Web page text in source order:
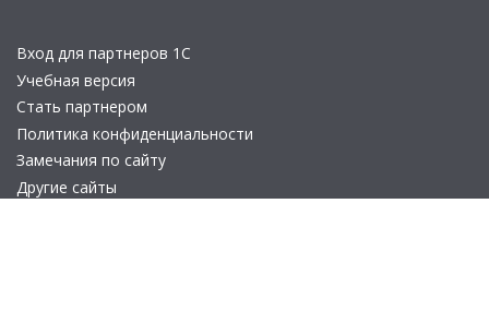
Вход для партнеров 1С
Учебная версия
Стать партнером
Политика конфиденциальности
Замечания по сайту
Другие сайты